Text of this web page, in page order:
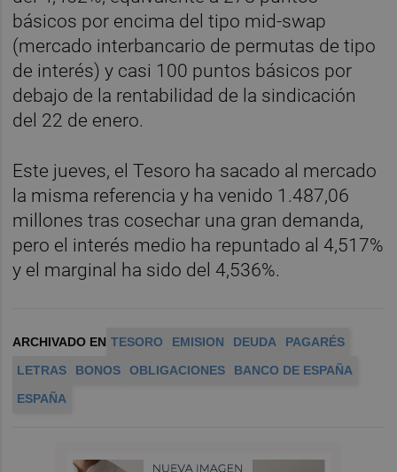
básicos por encima del tipo mid-swap
(mercado interbancario de permutas de tipo
de interés) y casi 100 puntos básicos por
debajo de la rentabilidad de la sindicación
del 22 de enero.
Este jueves, el Tesoro ha sacado al mercado
la misma referencia y ha venido 1.487,06
millones tras cosechar una gran demanda,
pero el interés medio ha repuntado al 4,517%
y el marginal ha sido del 4,536%.
ARCHIVADO EN TESORO EMISION DEUDA
PAGARÉS
LETRAS
BONOS OBLIGACIONES
BANCO DE ESPAÑA
ESPAÑA